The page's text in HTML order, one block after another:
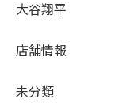
大谷翔平
店舗情報
未分類